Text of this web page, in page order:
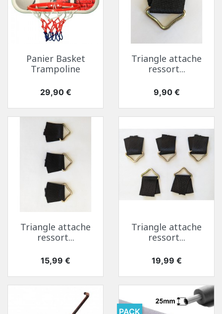
Panier Basket
Trampoline
Prix
29,90 €
Triangle attache
ressort...
Prix
9,90 €
Triangle attache
ressort...
Prix
15,99 €
Triangle attache
ressort...
Prix
19,99 €
PACK